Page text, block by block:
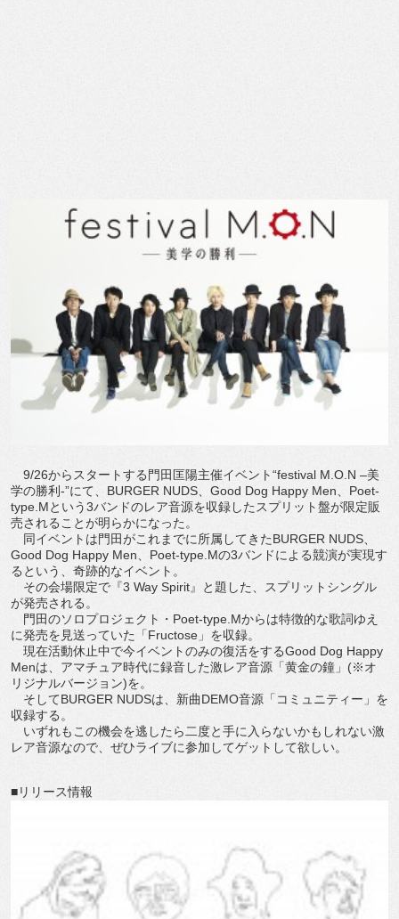
9/26からスタートする門田匡陽主催イベント“festival M.O.N –美
学の勝利-”にて、BURGER NUDS、Good Dog Happy Men、Poet-
type.Mという3バンドのレア音源を収録したスプリット盤が限定販
売されることが明らかになった。
同イベントは門田がこれまでに所属してきたBURGER NUDS、
Good Dog Happy Men、Poet-type.Mの3バンドによる競演が実現す
るという、奇跡的なイベント。
その会場限定で『3 Way Spirit』と題した、スプリットシングル
が発売される。
門田のソロプロジェクト・Poet-type.Mからは特徴的な歌詞ゆえ
に発売を見送っていた「Fructose」を収録。
現在活動休止中で今イベントのみの復活をするGood Dog Happy
Menは、アマチュア時代に録音した激レア音源「黄金の鐘」(※オ
リジナルバージョン)を。
そしてBURGER NUDSは、新曲DEMO音源「コミュニティー」を
収録する。
いずれもこの機会を逃したら二度と手に入らないかもしれない激
レア音源なので、ぜひライブに参加してゲットして欲しい。
■リリース情報